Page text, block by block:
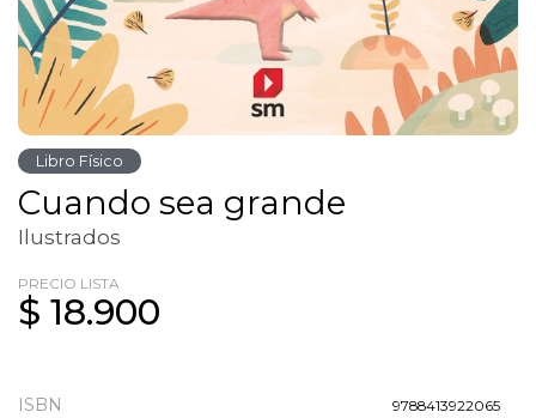
Libro Físico
Cuando sea grande
Ilustrados
PRECIO LISTA
$ 18.900
ISBN 9788413922065